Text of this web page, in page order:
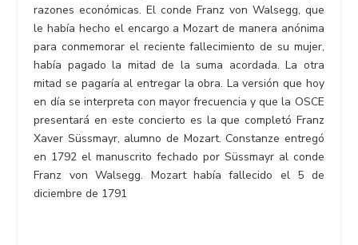
razones económicas. El conde Franz von Walsegg, que
le había hecho el encargo a Mozart de manera anónima
para conmemorar el reciente fallecimiento de su mujer,
había pagado la mitad de la suma acordada. La otra
mitad se pagaría al entregar la obra. La versión que hoy
en día se interpreta con mayor frecuencia y que la OSCE
presentará en este concierto es la que completó Franz
Xaver Süssmayr, alumno de Mozart. Constanze entregó
en 1792 el manuscrito fechado por Süssmayr al conde
Franz von Walsegg. Mozart había fallecido el 5 de
diciembre de 1791